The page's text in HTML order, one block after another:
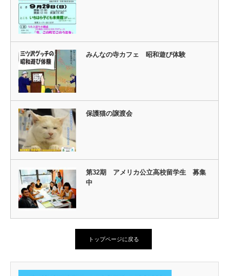
みんなの寺カフェ 昭和遊び体験
保護猫の譲渡会
第32期 アメリカ公立高校留学生 募集
中
トップページに戻る